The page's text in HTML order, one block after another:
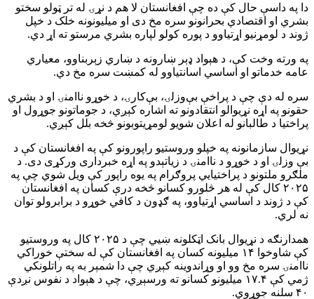
دا په داسې حال کې ده چې افغانستان لا هم د نړۍ له تر ټولو سختو
بشري او اقتصادي بحرانونو سره مخ دی او میلیونونه خلک د خپل
ژوند د لومړنیو اړتیاوو د پوره کولو لپاره بشري مرستو ته اړ دي.
په ورته وخت کې، د هېواد ډېر ښارونه د ښاري زېربناوو، معیاري
عامه خدماتو او اساسي اسانتیاوو له کمښت سره مخ دي.
سره له دې چې د پراخې بې‌وزلۍ، بې‌کارۍ، د خوړو ناامنۍ او د بشري
حقونو په اړه نړیوالو انتقادونو ته اشاره کېږي، د جوماتونو جوړول او
پراختیا د طالبانو له اعلان شویو لومړیتوبونو څخه بلل کېږي.
نړیوال سازمانونه په خپلو وروستیو راپورونو کې په افغانستان کې د
بې وزلۍ او د خوړو د ناامنۍ د زیاتېدو په اړه خبرداری ورکړی دی. د
ملګرو ملتونو د پراختیايي پروګرام په یوه راپور کې ویل شوي چې په
۲۰۲۵ کال کې له هر څلورو کسانو څخه درې کسان په افغانستان
کې د ژوند د اساسي اړتیاوو، په ګډون د کافي خوړو د برابرولو توان
نه لري.
همدارنګه د نړیوال بانک اټکلونه ښيي چې د ۲۰۲۵ کال په وروستیو
کې شاوخوا ۱۴ میلیونه کسان په افغانستان کې له سختې خوراکي
ناامنۍ سره مخ وو او وړاندوینه کېږي چې دا شمېر به په راتلونکي
ژمي کې ۱۷.۴ میلیونو کسانو ته ورسېږي، چې د هېواد د نفوس نږدې
۴۰ سلنه جوړوي.